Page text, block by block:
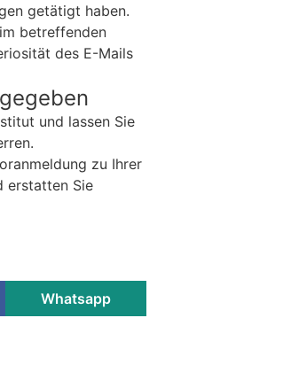
getätigt haben.
betreffenden
des E-Mails
und lassen Sie
zu Ihrer
erstatten Sie
Whatsapp